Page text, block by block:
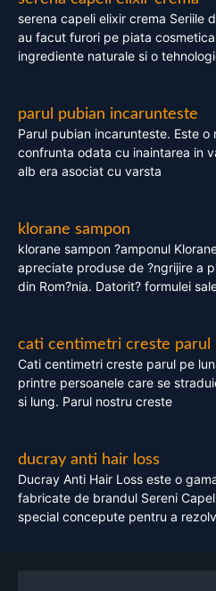
serena capeli elixir crema Seriile
au facut furori pe piata cosmetica
ingrediente naturale si o
parul pubian incarunteste
Parul pubian incarunteste. Este
confrunta odata cu inaintarea in
alb era asociat cu varsta
klorane sampon
klorane sampon ?amponul
apreciate produse de ?ngrijire a
din Rom?nia. Datorit? formulei
cati centimetri creste parul
Cati centimetri creste parul pe
printre persoanele care se
si lung. Parul nostru creste
ducray anti hair loss
Ducray Anti Hair Loss este o
fabricate de brandul Sereni
special concepute pentru a